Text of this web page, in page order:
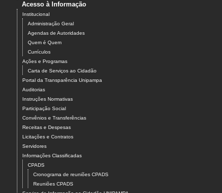
Acesso à Informação
Institucional
Administração Geral
Agendas de Autoridades
Quem é Quem
Currículos
Ações e Programas
Carta de Serviços ao Cidadão
Portal da Transparência Unipampa
Auditorias
Instruções Normativas
Participação Social
Convênios e Transferências
Receitas e Despesas
Licitações e Contratos
Servidores
Informações Classificadas
CPADS
Cronograma de reuniões CPADS
Reuniões CPADS